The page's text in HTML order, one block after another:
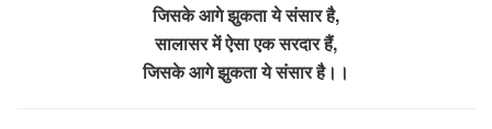
जिसके आगे झुकता ये संसार है,
सालासर में ऐसा एक सरदार हैं,
जिसके आगे झुकता ये संसार है।।